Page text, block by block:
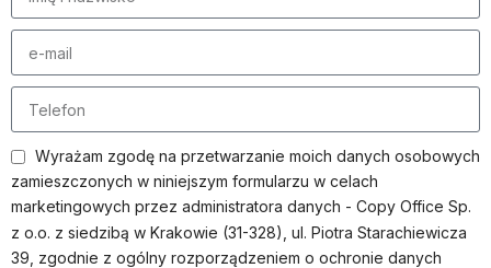
Wyrażam zgodę na przetwarzanie moich danych osobowych
zamieszczonych w niniejszym formularzu w celach
marketingowych przez administratora danych - Copy Office Sp.
z o.o. z siedzibą w Krakowie (31-328), ul. Piotra Starachiewicza
39, zgodnie z ogólny rozporządzeniem o ochronie danych